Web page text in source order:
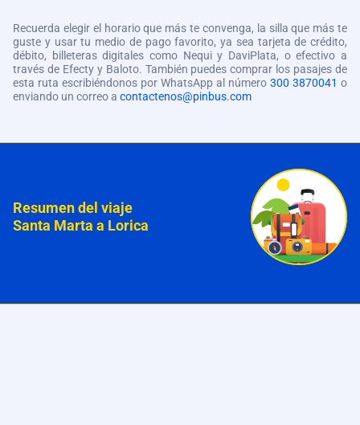
Recuerda elegir el horario que más te convenga, la silla que más te
guste y usar tu medio de pago favorito, ya sea tarjeta de crédito,
débito, billeteras digitales como Nequi y DaviPlata, o efectivo a
través de Efecty y Baloto. También puedes comprar los pasajes de
esta ruta escribiéndonos por WhatsApp al número 300 3870041 o
enviando un correo a contactenos@pinbus.com
Resumen del viaje
Santa Marta a Lorica